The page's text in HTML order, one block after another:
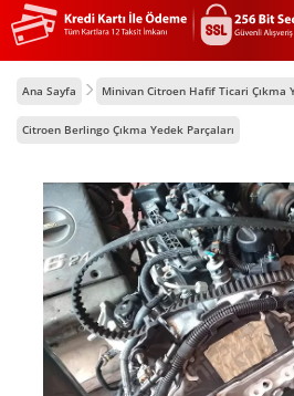
Ana Sayfa Minivan Citroen Hafif Ticari Çıkma
Citroen Berlingo Çıkma Yedek Parçaları